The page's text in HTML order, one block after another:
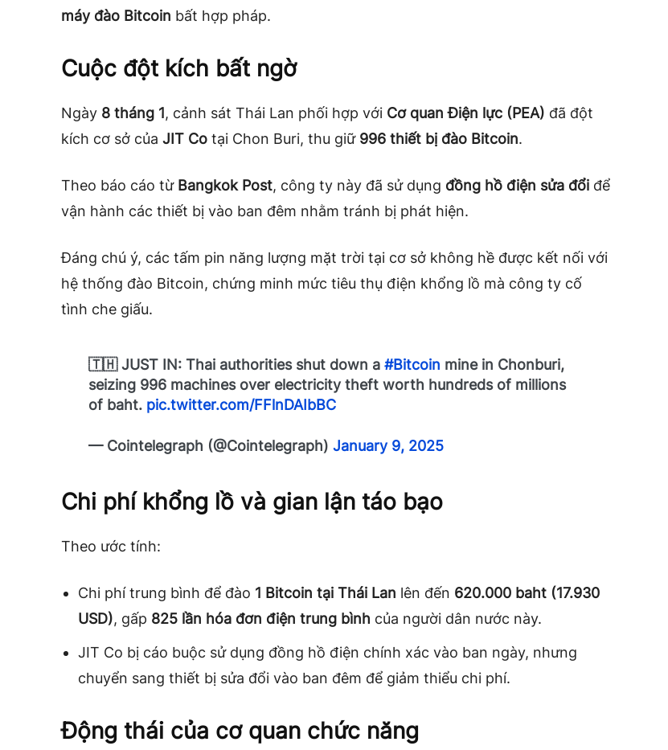
máy đào Bitcoin bất hợp pháp.
Cuộc đột kích bất ngờ
Ngày 8 tháng 1, cảnh sát Thái Lan phối hợp với Cơ quan Điện lực (PEA) đã đột
kích cơ sở của JIT Co tại Chon Buri, thu giữ 996 thiết bị đào Bitcoin.
Theo báo cáo từ Bangkok Post, công ty này đã sử dụng đồng hồ điện sửa đổi để
vận hành các thiết bị vào ban đêm nhằm tránh bị phát hiện.
Đáng chú ý, các tấm pin năng lượng mặt trời tại cơ sở không hề được kết nối với
hệ thống đào Bitcoin, chứng minh mức tiêu thụ điện khổng lồ mà công ty cố
tình che giấu.
🇹🇭 JUST IN: Thai authorities shut down a#Bitcoin mine in Chonburi,
seizing 996 machines over electricity theft worth hundreds of millions
of baht. pic.twitter.com/FFlnDAIbBC
— Cointelegraph (@Cointelegraph)January 9, 2025
Chi phí khổng lồ và gian lận táo bạo
Theo ước tính:
Chi phí trung bình để đào 1 Bitcoin tại Thái Lan lên đến 620.000 baht (17.930
USD), gấp 825 lần hóa đơn điện trung bình của người dân nước này.
JIT Co bị cáo buộc sử dụng đồng hồ điện chính xác vào ban ngày, nhưng
chuyển sang thiết bị sửa đổi vào ban đêm để giảm thiểu chi phí.
Động thái của cơ quan chức năng